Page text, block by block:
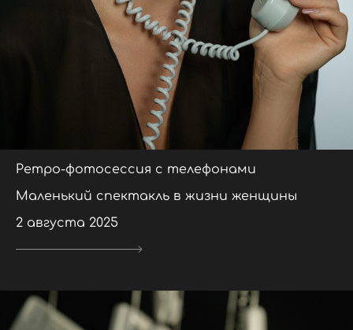
Ретро-фотосессия с телефонами
Маленький спектакль в жизни женщины
2 августа 2025